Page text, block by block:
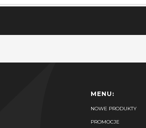
Linki w
MENU:
NOWE PRODUKTY
PROMOCJE